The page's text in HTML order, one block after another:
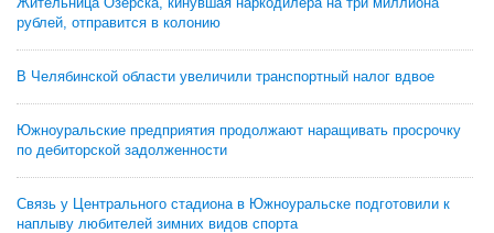
рублей, отправится в колонию
В Челябинской области увеличили транспортный налог вдвое
Южноуральские предприятия продолжают наращивать просрочку
по дебиторской задолженности
Связь у Центрального стадиона в Южноуральске подготовили к
наплыву любителей зимних видов спорта